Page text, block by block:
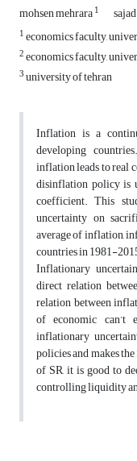
mohsen mehrara1
1economics faculty,
2economics faculty,
3university of tehran
Inflation is a
developing
inflation leads to real
disinflation policy is
coefficient. This
uncertainty on
average of inflation,
countries in 1981-
Inflationary
direct relation
relation between
of economic can’t
inflationary
policies and makes
of SR, it is good to
controlling liquidity